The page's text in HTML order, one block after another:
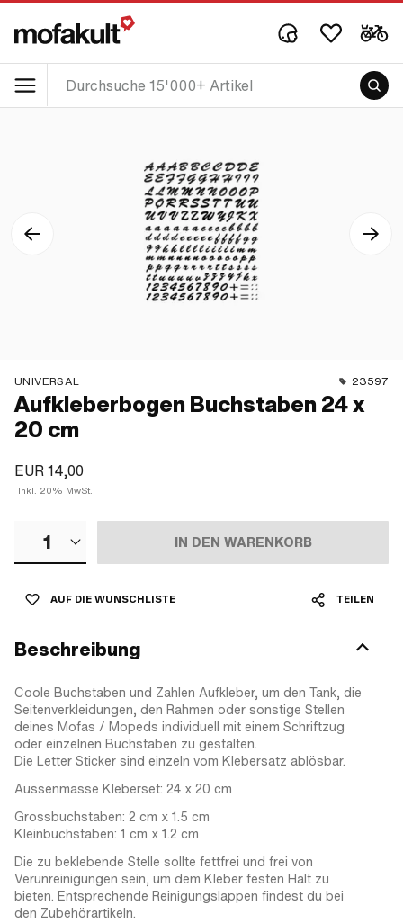
UNIVERSAL 23597
Aufkleberbogen Buchstaben 24 x
20 cm
EUR 14,00
Inkl. 20% MwSt.
1 IN DEN WARENKORB
AUF DIE WUNSCHLISTE TEILEN
Beschreibung
Coole Buchstaben und Zahlen Aufkleber, um den Tank, die
Seitenverkleidungen, den Rahmen oder sonstige Stellen
deines Mofas / Mopeds individuell mit einem Schriftzug
oder einzelnen Buchstaben zu gestalten.
Die Letter Sticker sind einzeln vom Klebersatz ablösbar.
Aussenmasse Kleberset: 24 x 20 cm
Grossbuchstaben: 2 cm x 1.5 cm
Kleinbuchstaben: 1 cm x 1.2 cm
Die zu beklebende Stelle sollte fettfrei und frei von
Verunreinigungen sein, um dem Kleber festen Halt zu
bieten. Entsprechende Reinigungslappen findest du bei
den Zubehörartikeln.